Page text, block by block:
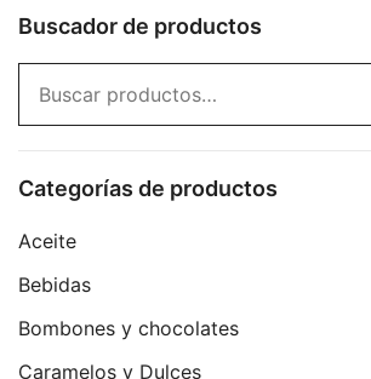
Buscador de productos
por:
Categorías de productos
Aceite
Bebidas
Bombones y chocolates
Caramelos y Dulces